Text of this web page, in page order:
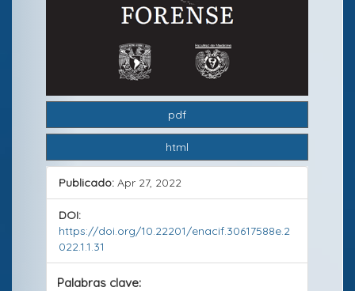
e
l
a
c
pdf
html
Publicado: Apr 27, 2022
DOI:
https://doi.org/10.22201/enacif.30617588e.2
022.1.1.31
Palabras clave: